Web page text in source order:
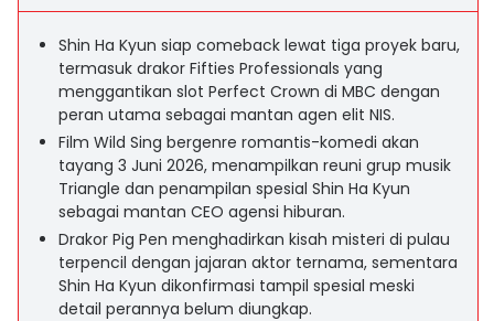
Shin Ha Kyun siap comeback lewat tiga proyek baru,
termasuk drakor Fifties Professionals yang
menggantikan slot Perfect Crown di MBC dengan
peran utama sebagai mantan agen elit NIS.
Film Wild Sing bergenre romantis-komedi akan
tayang 3 Juni 2026, menampilkan reuni grup musik
Triangle dan penampilan spesial Shin Ha Kyun
sebagai mantan CEO agensi hiburan.
Drakor Pig Pen menghadirkan kisah misteri di pulau
terpencil dengan jajaran aktor ternama, sementara
Shin Ha Kyun dikonfirmasi tampil spesial meski
detail perannya belum diungkap.